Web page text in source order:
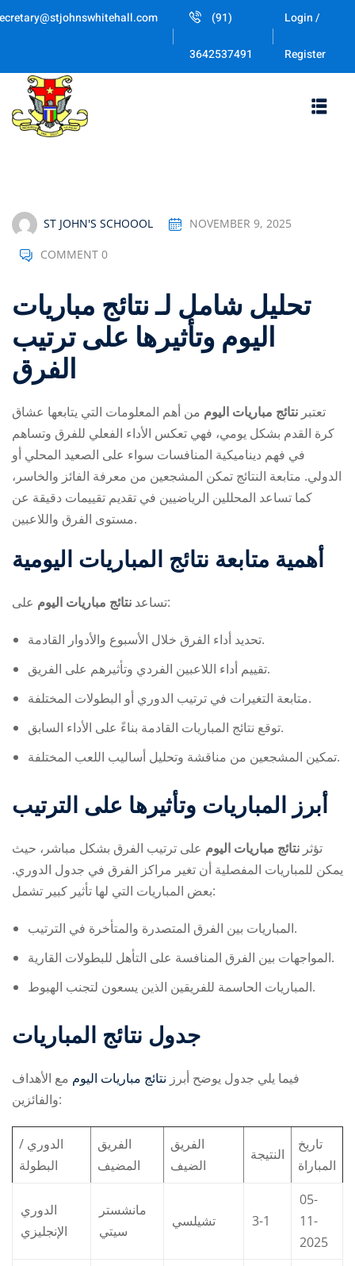
Skip
(91)
3642537491
Login /
Register
ST JOHN'S SCHOOOL NOVEMBER 9, 2025
COMMENT 0
تحليل شامل لـ نتائج مباريات
اليوم وتأثيرها على ترتيب
الفرق
تعتبر نتائج مباريات اليوم من أهم المعلومات التي يتابعها عشاق
كرة القدم بشكل يومي، فهي تعكس الأداء الفعلي للفرق وتساهم
في فهم ديناميكية المنافسات سواء على الصعيد المحلي أو
الدولي. متابعة النتائج تمكن المشجعين من معرفة الفائز والخاسر،
كما تساعد المحللين الرياضيين في تقديم تقييمات دقيقة عن
مستوى الفرق واللاعبين.
أهمية متابعة نتائج المباريات اليومية
تساعد نتائج مباريات اليوم على:
تحديد أداء الفرق خلال الأسبوع والأدوار القادمة.
تقييم أداء اللاعبين الفردي وتأثيرهم على الفريق.
متابعة التغيرات في ترتيب الدوري أو البطولات المختلفة.
توقع نتائج المباريات القادمة بناءً على الأداء السابق.
تمكين المشجعين من مناقشة وتحليل أساليب اللعب المختلفة.
أبرز المباريات وتأثيرها على الترتيب
تؤثر نتائج مباريات اليوم على ترتيب الفرق بشكل مباشر، حيث
يمكن للمباريات المفصلية أن تغير مراكز الفرق في جدول الدوري.
بعض المباريات التي لها تأثير كبير تشمل:
المباريات بين الفرق المتصدرة والمتأخرة في الترتيب.
المواجهات بين الفرق المنافسة على التأهل للبطولات القارية.
المباريات الحاسمة للفريقين الذين يسعون لتجنب الهبوط.
جدول نتائج المباريات
فيما يلي جدول يوضح أبرز نتائج مباريات اليوم مع الأهداف
والفائزين:
الدوري /
البطولة
الفريق
المضيف
الفريق
الضيف
النتيجة
تاريخ
المباراة
الدوري
الإنجليزي
مانشستر
سيتي
تشيلسي 3-1
05-
11-
2025